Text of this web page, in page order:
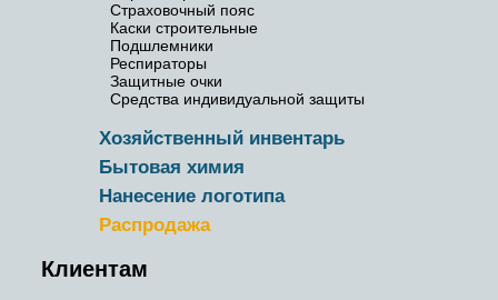
Страховочный пояс
Каски строительные
Подшлемники
Респираторы
Защитные очки
Средства индивидуальной защиты
Хозяйственный инвентарь
Бытовая химия
Нанесение логотипа
Распродажа
Клиентам